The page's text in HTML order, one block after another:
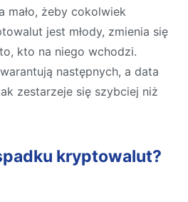
żeby cokolwiek
jest młody, zmienia się
kto na niego wchodzi.
następnych, a data
zestarzeje się szybciej niż
kryptowalut?